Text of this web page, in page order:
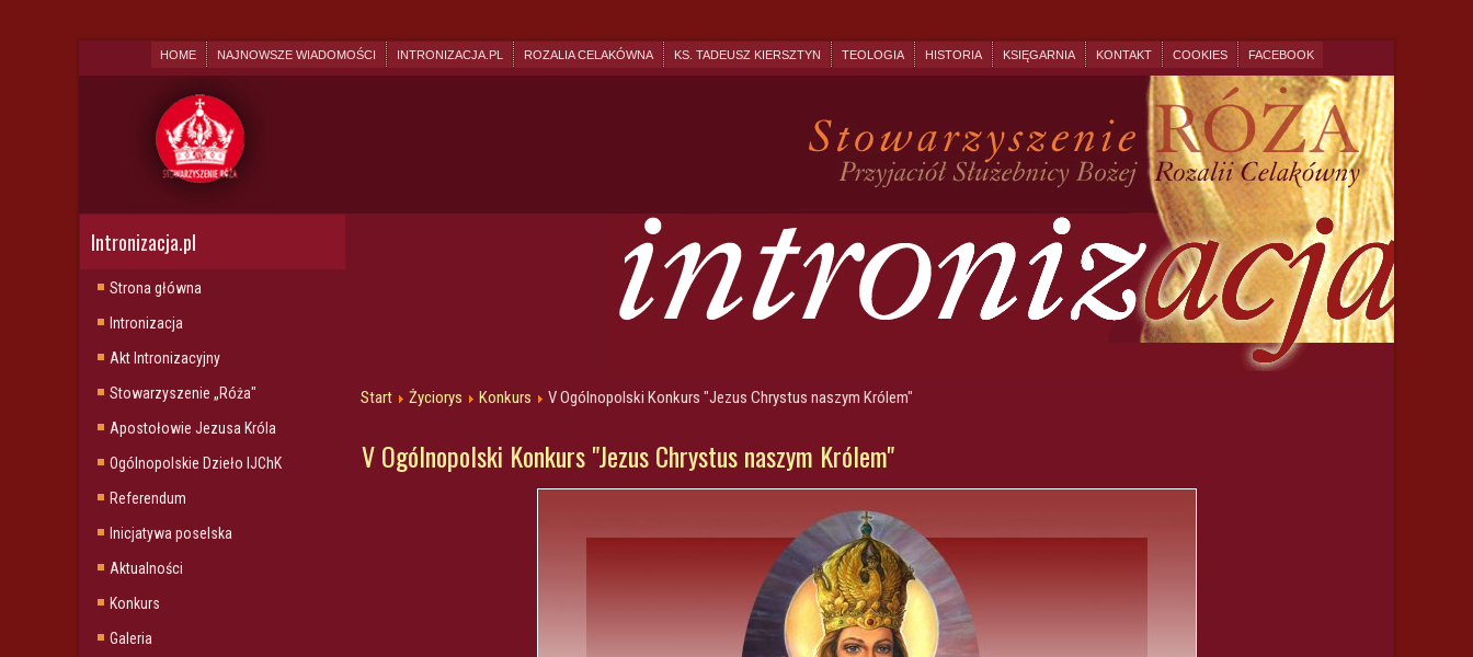
HOME NAJNOWSZE WIADOMOŚCI INTRONIZACJA.PL ROZALIA CELAKÓWNA KS. TADEUSZ KIERSZTYN TEOLOGIA HISTORIA KSIĘGARNIA KONTAKT COOKIES FACEBOOK
Intronizacja.pl
Strona główna
Intronizacja
Akt Intronizacyjny
Stowarzyszenie „Róża"
Apostołowie Jezusa Króla
Ogólnopolskie Dzieło IJChK
Referendum
Inicjatywa poselska
Aktualności
Konkurs
Galeria
Start Życiorys Konkurs V Ogólnopolski Konkurs "Jezus Chrystus naszym Królem"
V Ogólnopolski Konkurs "Jezus Chrystus naszym Królem"